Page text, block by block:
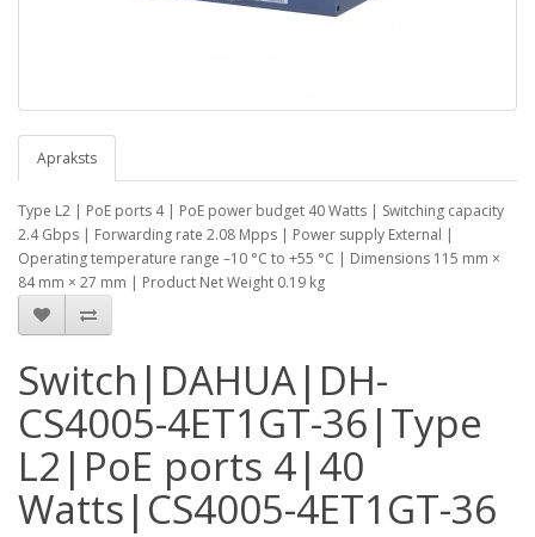
Apraksts
Type L2 | PoE ports 4 | PoE power budget 40 Watts | Switching capacity
2.4 Gbps | Forwarding rate 2.08 Mpps | Power supply External |
Operating temperature range –10 °C to +55 °C | Dimensions 115 mm ×
84 mm × 27 mm | Product Net Weight 0.19 kg
Switch|DAHUA|DH-
CS4005-4ET1GT-36|Type
L2|PoE ports 4|40
Watts|CS4005-4ET1GT-36